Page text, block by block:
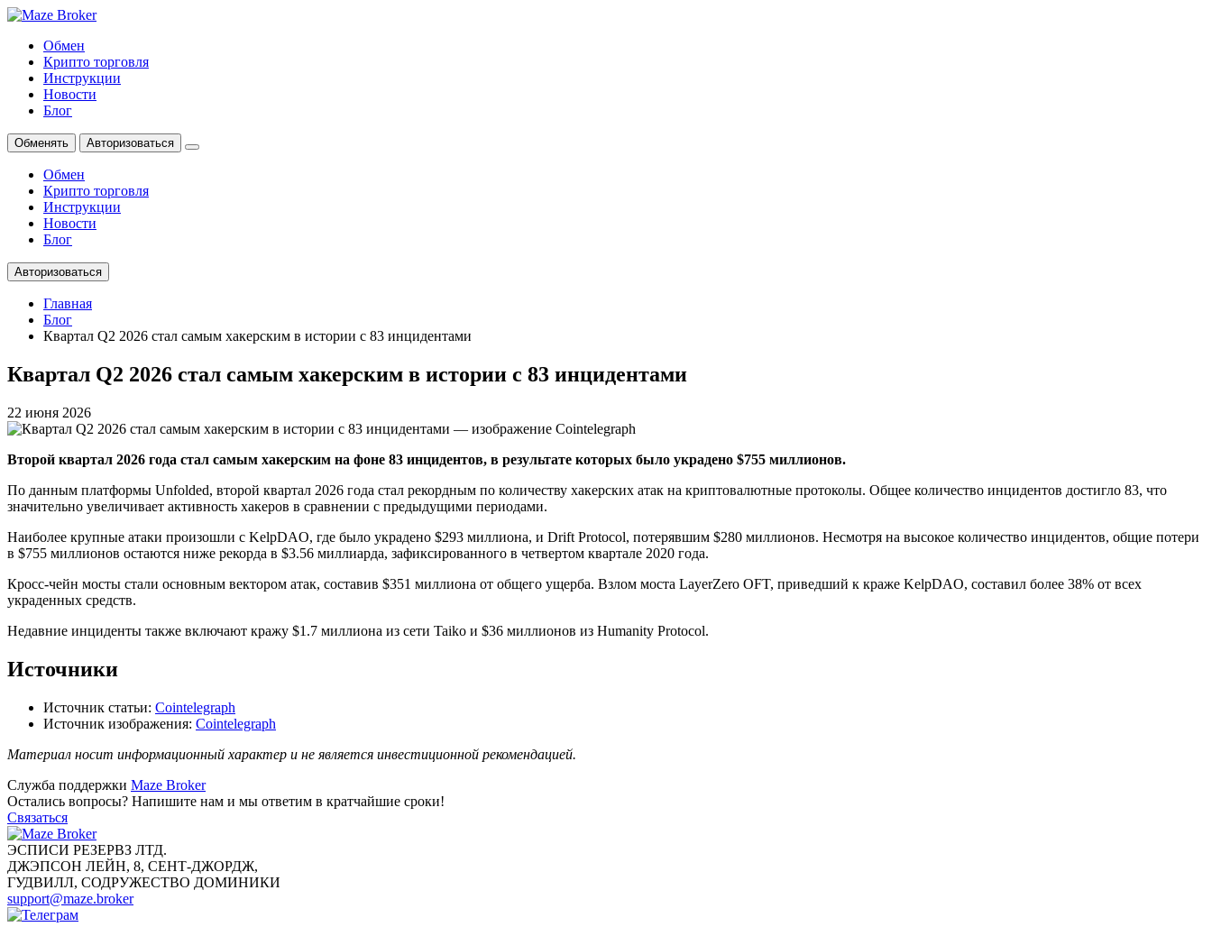
Обмен
Крипто торговля
Инструкции
Новости
Блог
Обменять Авторизоваться
Обмен
Крипто торговля
Инструкции
Новости
Блог
Авторизоваться
Главная
Блог
Квартал Q2 2026 стал самым хакерским в истории с 83 инцидентами
Квартал Q2 2026 стал самым хакерским в истории с 83 инцидентами
22 июня 2026
Второй квартал 2026 года стал самым хакерским на фоне 83 инцидентов, в результате которых было украдено $755 миллионов.
По данным платформы Unfolded, второй квартал 2026 года стал рекордным по количеству хакерских атак на криптовалютные протоколы. Общее количество инцидентов достигло 83, что
значительно увеличивает активность хакеров в сравнении с предыдущими периодами.
Наиболее крупные атаки произошли с KelpDAO, где было украдено $293 миллиона, и Drift Protocol, потерявшим $280 миллионов. Несмотря на высокое количество инцидентов, общие потери
в $755 миллионов остаются ниже рекорда в $3.56 миллиарда, зафиксированного в четвертом квартале 2020 года.
Кросс-чейн мосты стали основным вектором атак, составив $351 миллиона от общего ущерба. Взлом моста LayerZero OFT, приведший к краже KelpDAO, составил более 38% от всех
украденных средств.
Недавние инциденты также включают кражу $1.7 миллиона из сети Taiko и $36 миллионов из Humanity Protocol.
Источники
Источник статьи: Cointelegraph
Источник изображения: Cointelegraph
Материал носит информационный характер и не является инвестиционной рекомендацией.
Служба поддержки Maze Broker
Остались вопросы? Напишите нам и мы ответим в кратчайшие сроки!
Связаться
ЭСПИСИ РЕЗЕРВЗ ЛТД.
ДЖЭПСОН ЛЕЙН, 8, СЕНТ-ДЖОРДЖ,
ГУДВИЛЛ, СОДРУЖЕСТВО ДОМИНИКИ
support@maze.broker